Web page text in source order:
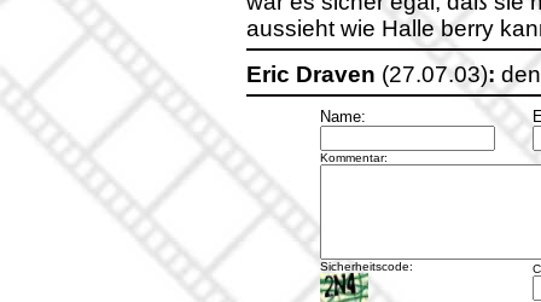
aussieht wie Halle berry
Eric Draven (27.07.03):
Name:
Kommentar:
Sicherheitscode: